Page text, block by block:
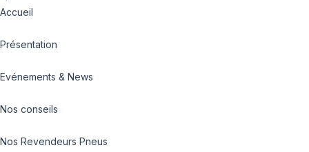
Accueil
Présentation
Evénements & News
Nos conseils
Nos Revendeurs Pneus